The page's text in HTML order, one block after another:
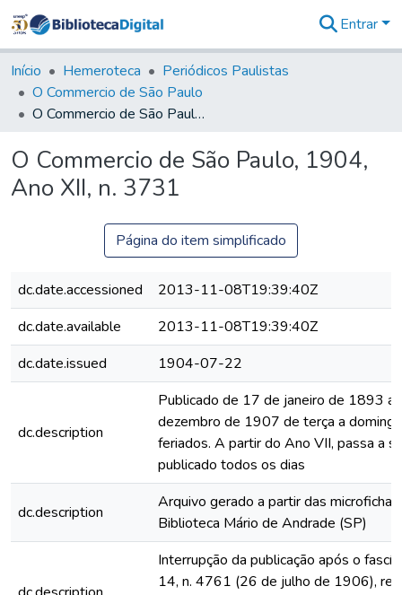
&
Coleções
Tudo na
Biblioteca
Estatísticas
Entrar
Início Hemeroteca
Periódicos Paulistas
O Commercio de São Paulo
O Commercio de São Paulo, 1904, Ano XII, n. 3731
O Commercio de São Paulo, 1904,
Ano XII, n. 3731
Página do item simplificado
dc.date.accessioned
2013-11-08T19:39:40Z
dc.date.available
2013-11-08T19:39:40Z
dc.date.issued
1904-07-22
dc.description
Publicado de 17 de janeiro de 1893 a
dezembro de 1907 de terça a
feriados. A partir do Ano VII, passa a
publicado todos os dias
dc.description
Arquivo gerado a partir das
Biblioteca Mário de Andrade (SP)
Interrupção da publicação após o
14, n. 4761 (26 de julho de 1906),